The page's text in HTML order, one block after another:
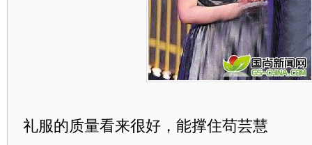
礼服的质量看来很好，能撑住苟芸慧